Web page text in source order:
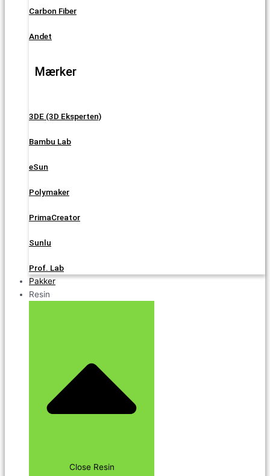
Carbon Fiber
Andet
Mærker
3DE (3D Eksperten)
Bambu Lab
eSun
Polymaker
PrimaCreator
Sunlu
Prof. Lab
Pakker
Resin
Close Resin